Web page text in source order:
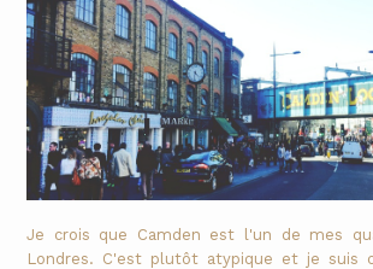
Je crois que Camden est l'un de mes
Londres. C'est plutôt atypique et je suis